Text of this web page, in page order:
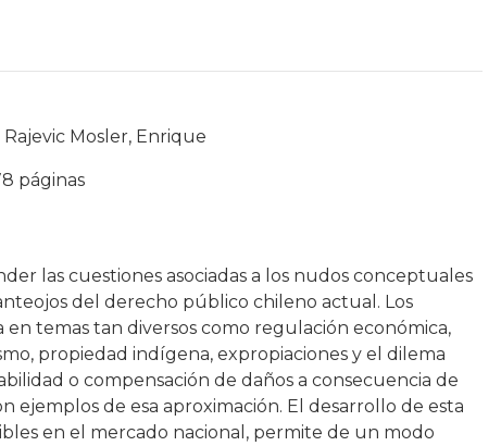
Mosler, Enrique
páginas
las cuestiones asociadas a los nudos conceptuales
del derecho público chileno actual. Los
temas tan diversos como regulación económica,
propiedad indígena, expropiaciones y el dilema
o compensación de daños a consecuencia de
ejemplos de esa aproximación. El desarrollo de esta
en el mercado nacional, permite de un modo